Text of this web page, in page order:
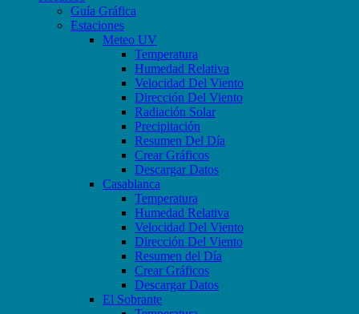
Guía Gráfica
Estaciones
Meteo UV
Temperatura
Humedad Relativa
Velocidad Del Viento
Dirección Del Viento
Radiación Solar
Precipitación
Resumen Del Día
Crear Gráficos
Descargar Datos
Casablanca
Temperatura
Humedad Relativa
Velocidad Del Viento
Dirección Del Viento
Resumen del Día
Crear Gráficos
Descargar Datos
El Sobrante